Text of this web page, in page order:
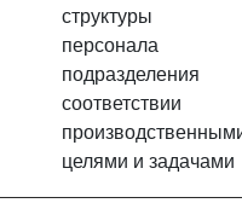
структуры
персонала
подразделения
соответствии
целями и задачами